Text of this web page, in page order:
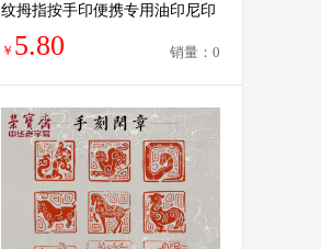
纹拇指按手印便携专用油印尼印
油印盒加印方形
￥ 5.80 销量：0